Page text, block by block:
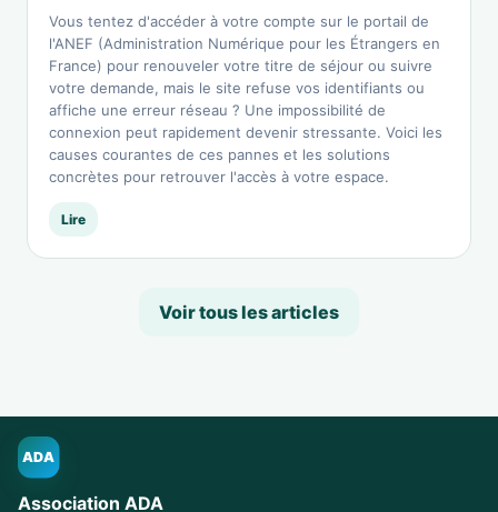
Vous tentez d'accéder à votre compte sur le portail de
l'ANEF (Administration Numérique pour les Étrangers en
France) pour renouveler votre titre de séjour ou suivre
votre demande, mais le site refuse vos identifiants ou
affiche une erreur réseau ? Une impossibilité de
connexion peut rapidement devenir stressante. Voici les
causes courantes de ces pannes et les solutions
concrètes pour retrouver l'accès à votre espace.
Lire
Voir tous les articles
ADA
Association ADA